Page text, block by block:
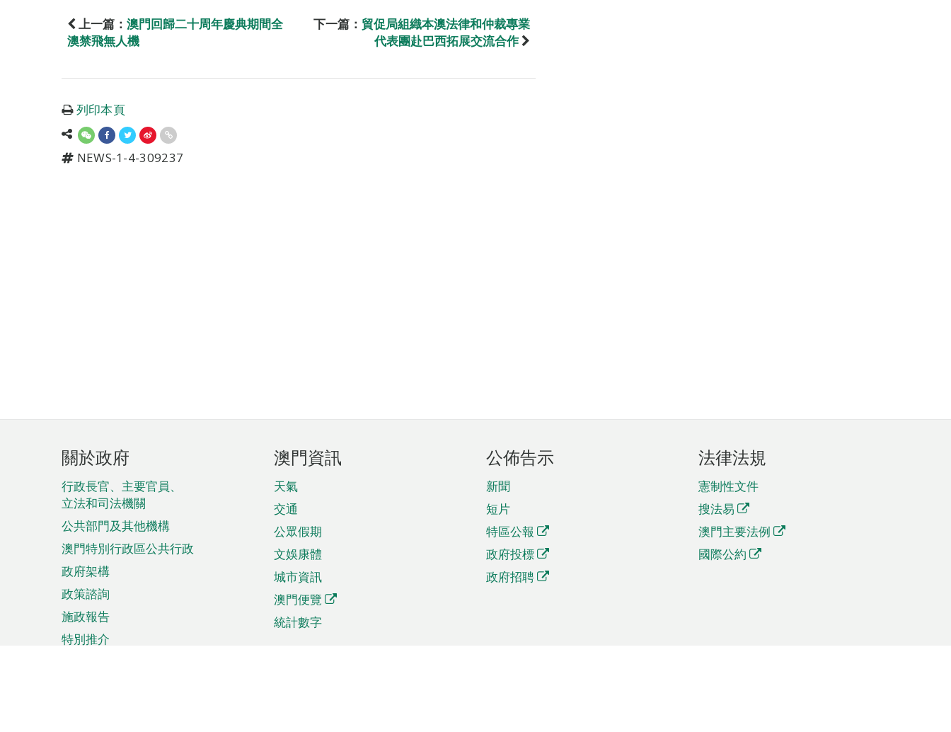
上一篇： 澳門回歸二十周年慶典期間全
澳禁飛無人機
下一篇： 貿促局組織本澳法律和仲裁專業
代表團赴巴西拓展交流合作
列印本頁
NEWS-1-4-309237
頁
腳
菜
單
關於政府
行政長官、主要官員、
立法和司法機關
公共部門及其他機構
澳門特別行政區公共行政
政府架構
政策諮詢
施政報告
特別推介
澳門資訊
天氣
交通
公眾假期
文娛康體
城市資訊
澳門便覽
統計數字
公佈告示
新聞
短片
特區公報
政府投標
政府招聘
法律法規
憲制性文件
搜法易
澳門主要法例
國際公約